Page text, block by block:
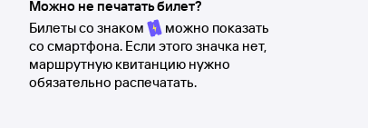
Можно не печатать билет?
Билеты со знаком
можно показать
со смартфона. Если этого значка нет,
маршрутную квитанцию нужно
обязательно распечатать.